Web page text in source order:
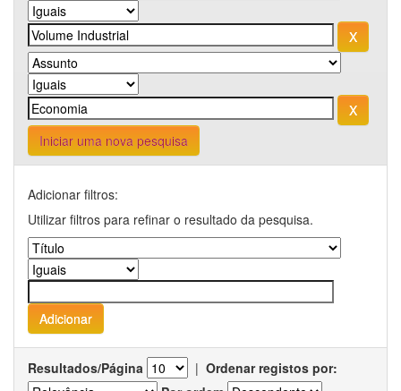
Iniciar uma nova pesquisa
Adicionar filtros:
Utilizar filtros para refinar o resultado da pesquisa.
Resultados/Página | Ordenar registos por: